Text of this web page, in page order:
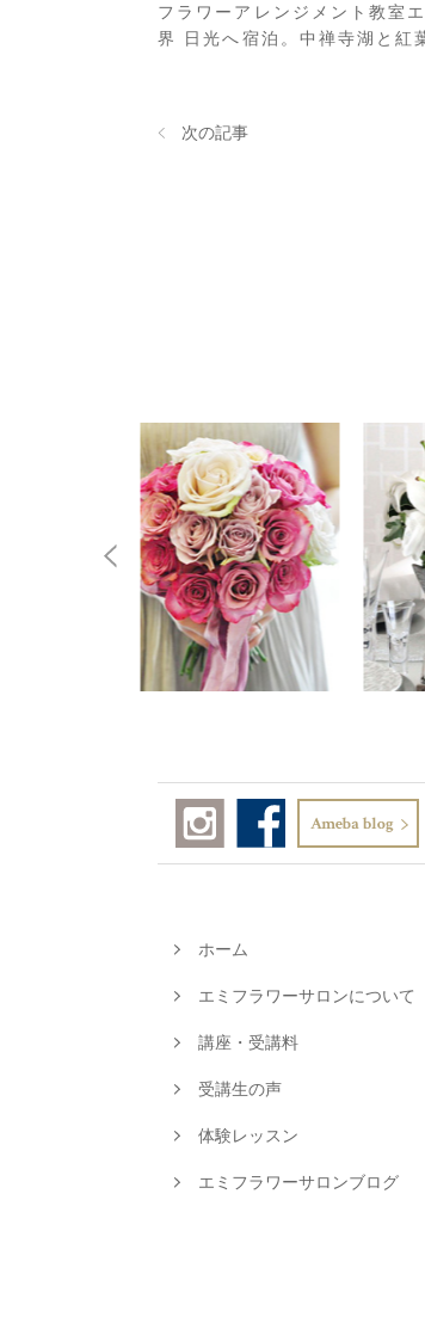
フラワーアレンジメント教室
界 日光へ宿泊。中禅寺湖と紅
次の記事
ホーム
エミフラワーサロンについて
講座・受講料
受講生の声
体験レッスン
エミフラワーサロンブログ